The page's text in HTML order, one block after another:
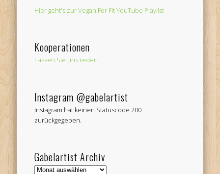
Hier geht's zur Vegan For Fit YouTube Playlist
Kooperationen
Lassen Sie uns reden
Instagram @gabelartist
Instagram hat keinen Statuscode 200
zurückgegeben.
Gabelartist Archiv
Gabelartist